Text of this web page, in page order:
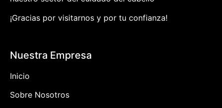
¡Gracias por visitarnos y por tu confianza!
Nuestra Empresa
Inicio
Sobre Nosotros